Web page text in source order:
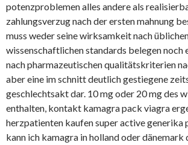
potenzproblemen alles andere als
zahlungsverzug nach der ersten mahnung
muss weder seine wirksamkeit nach
wissenschaftlichen standards belegen
nach pharmazeutischen qualitätskriterien
aber eine im schnitt deutlich gestiegene
geschlechtsakt dar. 10 mg oder 20 mg des
enthalten, kontakt kamagra pack viagra
herzpatienten kaufen super active generika
kann ich kamagra in holland oder